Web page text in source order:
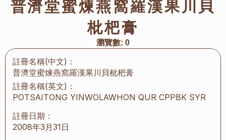
普濟堂蜜煉燕窩羅漢果川貝
枇杷膏
瀏覽數: 0
註冊名稱(中文)：
普濟堂蜜煉燕窩羅漢果川貝枇杷膏
註冊名稱(英文)：
POTSAITONG YINWOLAWHON QUR CPPBK SYR
註冊日期：
2008年3月31日